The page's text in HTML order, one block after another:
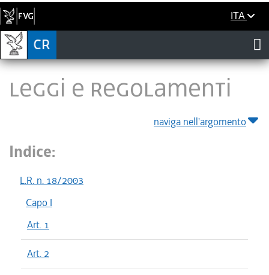
ITA
LEGGI E REGOLAMENTI
naviga nell'argomento
Indice:
L.R. n. 18/2003
Capo I
Art. 1
Art. 2